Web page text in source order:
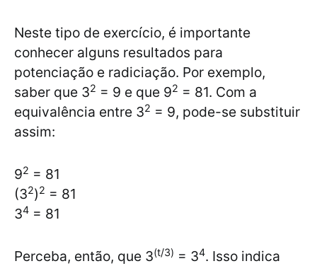
Neste tipo de exercício, é importante
conhecer alguns resultados para
potenciação e radiciação. Por exemplo,
saber que 32 = 9 e que 92 = 81. Com a
equivalência entre 32 = 9, pode-se substituir
assim:
92 = 81
(32)2 = 81
34 = 81
Perceba, então, que 3(t/3) = 34. Isso indica